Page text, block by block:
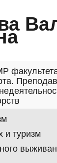
и туризм